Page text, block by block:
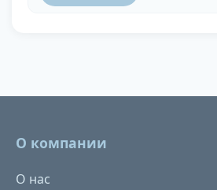
О компании
О нас